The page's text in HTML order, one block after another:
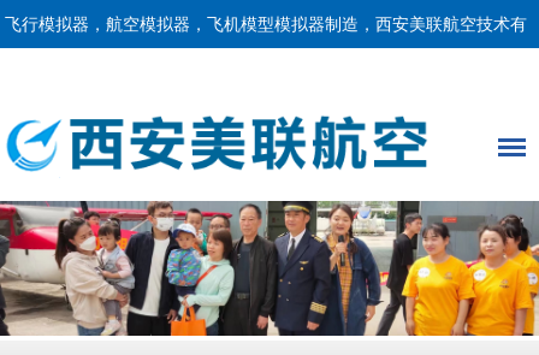
飞行模拟器，航空模拟器，飞机模型模拟器制造，西安美联航空技术有